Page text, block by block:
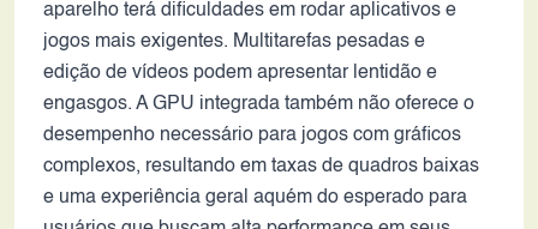
aparelho terá dificuldades em rodar aplicativos e
jogos mais exigentes. Multitarefas pesadas e
edição de vídeos podem apresentar lentidão e
engasgos. A GPU integrada também não oferece o
desempenho necessário para jogos com gráficos
complexos, resultando em taxas de quadros baixas
e uma experiência geral aquém do esperado para